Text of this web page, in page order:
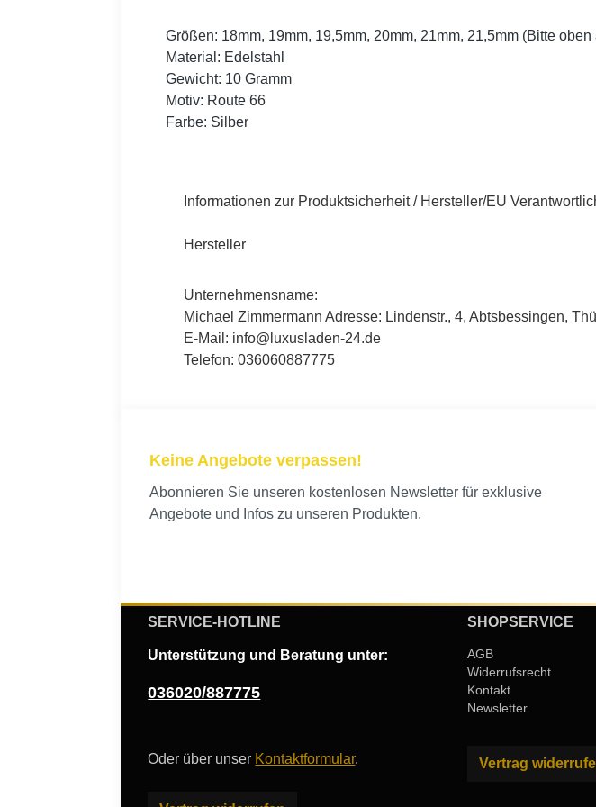
Größen: 18mm, 19mm, 19,5mm, 20mm, 21mm, 21,5mm (Bitte
Material: Edelstahl
Gewicht: 10 Gramm
Motiv: Route 66
Farbe: Silber
Informationen zur Produktsicherheit / Hersteller/EU
Hersteller
Unternehmensname:
Michael Zimmermann Adresse: Lindenstr., 4, Abtsbessingen,
E-Mail: info@luxusladen-24.de
Telefon: 036060887775
Keine Angebote verpassen!
Abonnieren Sie unseren kostenlosen Newsletter für exklusive
Angebote und Infos zu unseren Produkten.
SERVICE-HOTLINE
Unterstützung und Beratung unter:
036020/887775
Oder über unser Kontaktformular.
SHOPSERVICE
AGB
Widerrufsrecht
Kontakt
Newsletter
Vertrag